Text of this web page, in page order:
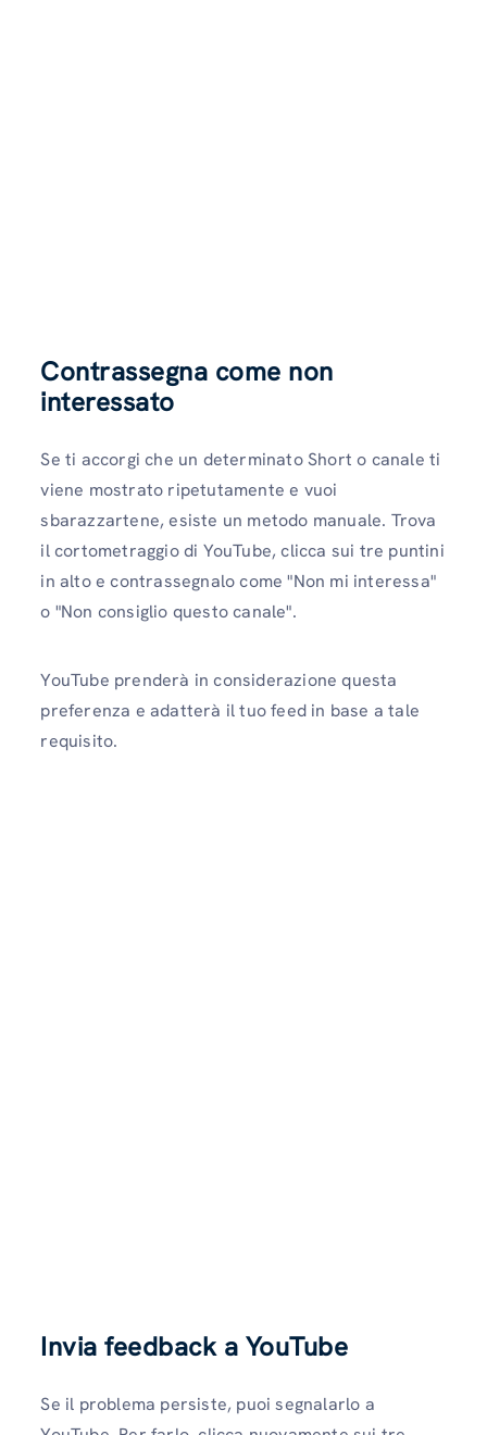
Contrassegna come non
interessato
Se ti accorgi che un determinato Short o canale ti
viene mostrato ripetutamente e vuoi
sbarazzartene, esiste un metodo manuale. Trova
il cortometraggio di YouTube, clicca sui tre puntini
in alto e contrassegnalo come "Non mi interessa"
o "Non consiglio questo canale".
YouTube prenderà in considerazione questa
preferenza e adatterà il tuo feed in base a tale
requisito.
Invia feedback a YouTube
Se il problema persiste, puoi segnalarlo a